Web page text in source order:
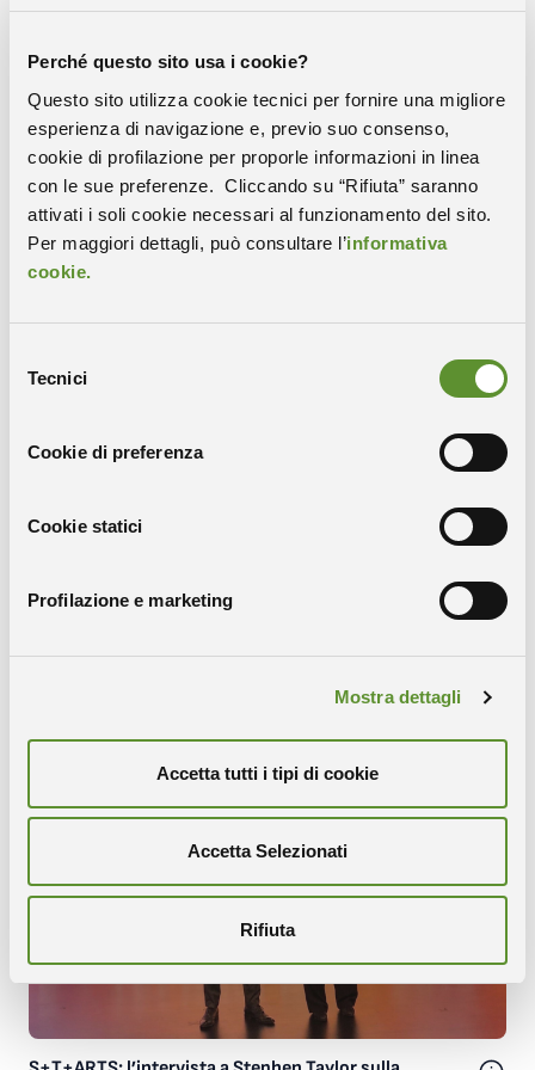
Perché questo sito usa i cookie?
Questo sito utilizza cookie tecnici per fornire una migliore
esperienza di navigazione e, previo suo consenso,
cookie di profilazione per proporle informazioni in linea
con le sue preferenze. Cliccando su “Rifiuta” saranno
attivati i soli cookie necessari al funzionamento del sito.
Per maggiori dettagli, può consultare l’informativa
cookie.
delTecnici
Cookie di preferenza
Cookie statici
Profilazione e marketing
Mostra dettagli
Accetta tutti i tipi di cookie
Accetta Selezionati
Rifiuta
L’impatto socio-economico delle grandi infrastrutture
The Sentinel Self Story: il racconto della residenza
The Immune Sentinel Self
S+T+ARTS
MEET digital culture center
in questo articolo